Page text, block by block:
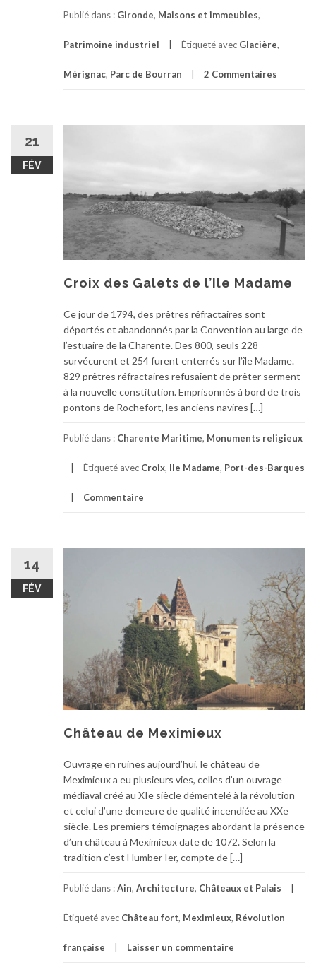
Publié dans : Gironde, Maisons et immeubles,
Patrimoine industriel Étiqueté avec Glacière,
Mérignac, Parc de Bourran 2 Commentaires
21
FÉV
Croix des Galets de l’Ile Madame
Ce jour de 1794, des prêtres réfractaires sont
déportés et abandonnés par la Convention au large de
l’estuaire de la Charente. Des 800, seuls 228
survécurent et 254 furent enterrés sur l’île Madame.
829 prêtres réfractaires refusaient de prêter serment
à la nouvelle constitution. Emprisonnés à bord de trois
pontons de Rochefort, les anciens navires […]
Publié dans : Charente Maritime, Monuments religieux
Étiqueté avec Croix, Ile Madame, Port-des-Barques
Commentaire
14
FÉV
Château de Meximieux
Ouvrage en ruines aujourd’hui, le château de
Meximieux a eu plusieurs vies, celles d’un ouvrage
médiaval créé au XIe siècle démentelé à la révolution
et celui d’une demeure de qualité incendiée au XXe
siècle. Les premiers témoignages abordant la présence
d’un château à Meximieux date de 1072. Selon la
tradition c’est Humber Ier, compte de […]
Publié dans :Ain, Architecture, Châteaux et Palais
Étiqueté avec Château fort, Meximieux, Révolution
française Laisser un commentaire